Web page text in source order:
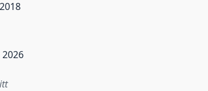
datasettet første gang ble utgitt. Det kan